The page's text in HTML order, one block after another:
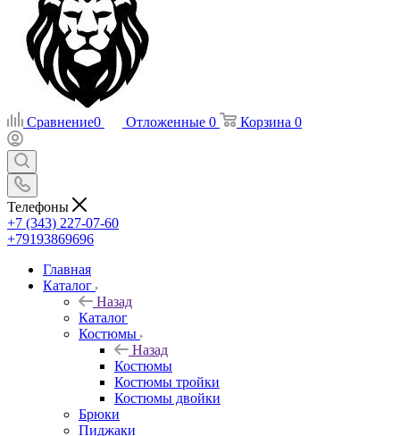
Сравнение0 Отложенные 0 Корзина 0
Телефоны
+7 (343) 227-07-60
+79193869696
Главная
Каталог
Назад
Каталог
Костюмы
Назад
Костюмы
Костюмы тройки
Костюмы двойки
Брюки
Пиджаки